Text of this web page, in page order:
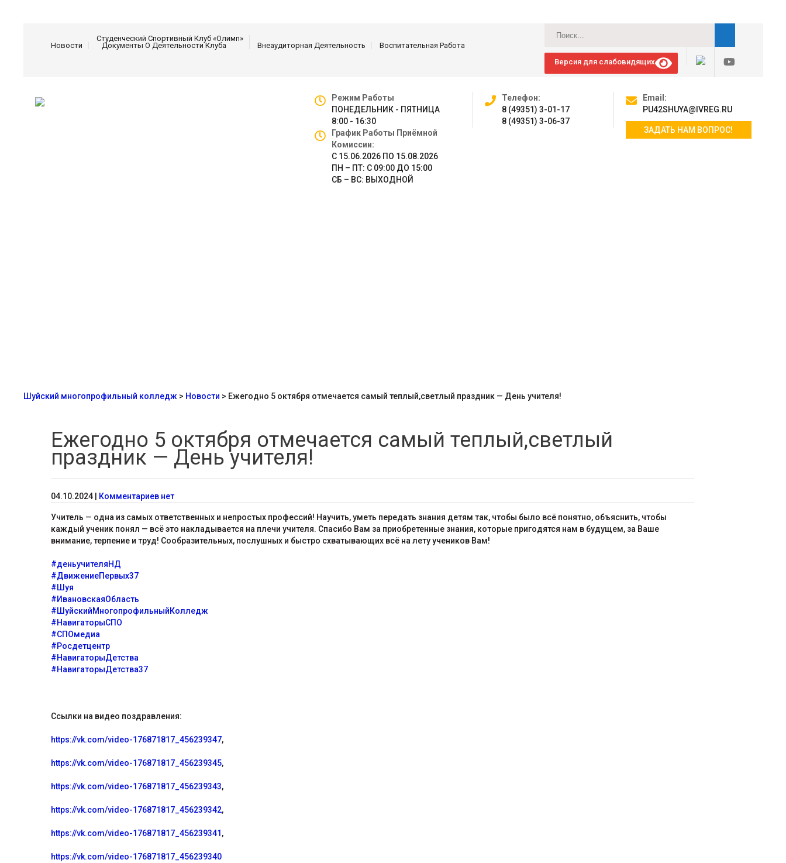
Новости
Студенческий Спортивный Клуб «Олимп»
Документы О Деятельности Клуба
Внеаудиторная Деятельность
Воспитательная Работа
Версия для слабовидящих
Режим Работы
ПОНЕДЕЛЬНИК - ПЯТНИЦА
8:00 - 16:30
График Работы Приёмной
Комиссии:
С 15.06.2026 ПО 15.08.2026
ПН – ПТ: С 09:00 ДО 15:00
СБ – ВС: ВЫХОДНОЙ
Телефон:
8 (49351) 3-01-17
8 (49351) 3-06-37
Email:
PU42SHUYA@IVREG.RU
ЗАДАТЬ НАМ ВОПРОС!
Шуйский многопрофильный колледж > Новости > Ежегодно 5 октября отмечается самый теплый,светлый праздник — День учителя!
Ежегодно 5 октября отмечается самый теплый,светлый
праздник — День учителя!
04.10.2024 Комментариев нет
Учитель — одна из самых ответственных и непростых профессий! Научить, уметь передать знания детям так, чтобы было всё понятно, объяснить, чтобы
каждый ученик понял — всё это накладывается на плечи учителя. Спасибо Вам за приобретенные знания, которые пригодятся нам в будущем, за Ваше
внимание, терпение и труд! Сообразительных, послушных и быстро схватывающих всё на лету учеников Вам!
#деньучителяНД
#ДвижениеПервых37
#Шуя
#ИвановскаяОбласть
#ШуйскийМногопрофильныйКолледж
#НавигаторыСПО
#СПОмедиа
#Росдетцентр
#НавигаторыДетства
#НавигаторыДетства37
Ссылки на видео поздравления:
https://vk.com/video-176871817_456239347,
https://vk.com/video-176871817_456239345,
https://vk.com/video-176871817_456239343,
https://vk.com/video-176871817_456239342,
https://vk.com/video-176871817_456239341 ,
https://vk.com/video-176871817_456239340